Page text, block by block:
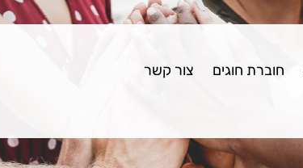
חוברת חוגים
צור קשר